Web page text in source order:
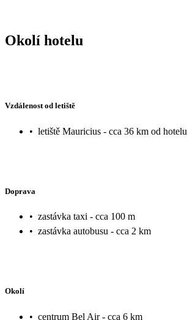
Okolí hotelu
Vzdálenost od letiště
• letiště Mauricius - cca 36 km od hotelu
Doprava
• zastávka taxi - cca 100 m
• zastávka autobusu - cca 2 km
Okolí
• centrum Bel Air - cca 6 km